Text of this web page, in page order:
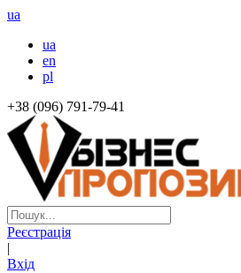
ua
ua
en
pl
+38 (096) 791-79-41
Реєстрація
|
Вхід